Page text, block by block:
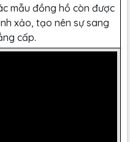
mẫu đồng hồ còn được
xảo, tạo nên sự sang
cấp.